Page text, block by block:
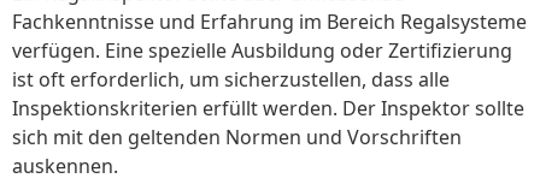
Fachkenntnisse und Erfahrung im Bereich Regalsysteme
verfügen. Eine spezielle Ausbildung oder Zertifizierung
ist oft erforderlich, um sicherzustellen, dass alle
Inspektionskriterien erfüllt werden. Der Inspektor sollte
sich mit den geltenden Normen und Vorschriften
auskennen.